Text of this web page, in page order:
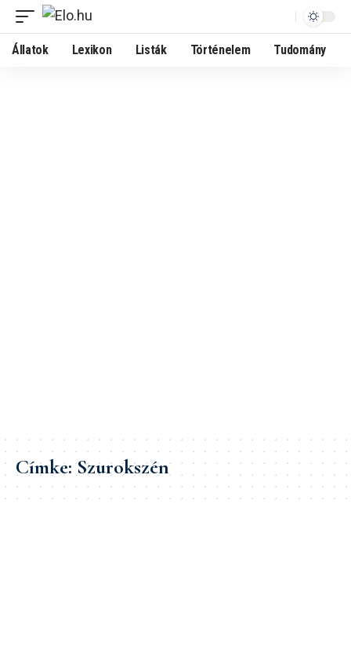
Állatok Lexikon Listák Történelem Tudomány
Címke:Szurokszén